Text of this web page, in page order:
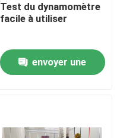
Test du dynamomètre
facile à utiliser
envoyer une